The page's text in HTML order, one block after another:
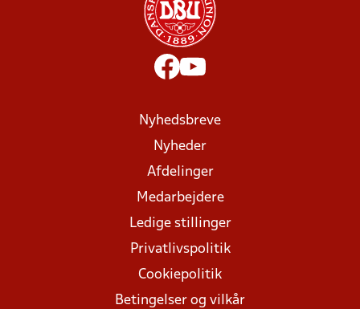
Nyhedsbreve
Nyheder
Afdelinger
Medarbejdere
Ledige stillinger
Privatlivspolitik
Cookiepolitik
Betingelser og vilkår